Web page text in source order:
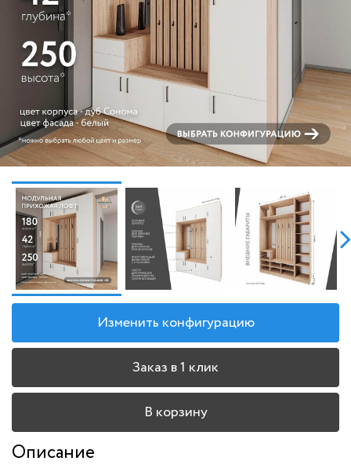
Изменить конфигурацию
Заказ в 1 клик
В корзину
Описание